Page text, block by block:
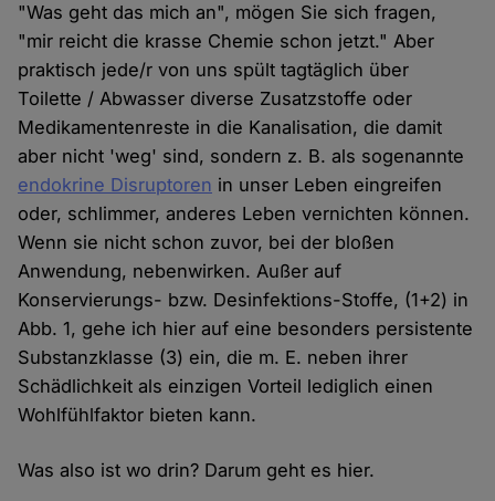
"Was geht das mich an", mögen Sie sich fragen,
"mir reicht die krasse Chemie schon jetzt." Aber
praktisch jede/r von uns spült tagtäglich über
Toilette / Abwasser diverse Zusatzstoffe oder
Medikamentenreste in die Kanalisation, die damit
aber nicht 'weg' sind, sondern z. B. als sogenannte
endokrine Disruptoren in unser Leben eingreifen
oder, schlimmer, anderes Leben vernichten können.
Wenn sie nicht schon zuvor, bei der bloßen
Anwendung, nebenwirken. Außer auf
Konservierungs- bzw. Desinfektions-Stoffe, (1+2) in
Abb. 1, gehe ich hier auf eine besonders persistente
Substanzklasse (3) ein, die m. E. neben ihrer
Schädlichkeit als einzigen Vorteil lediglich einen
Wohlfühlfaktor bieten kann.
Was also ist wo drin? Darum geht es hier.